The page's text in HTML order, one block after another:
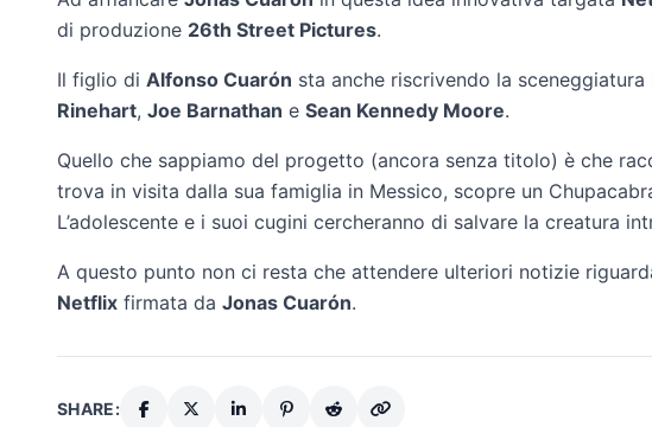
di produzione 26th Street Pictures.
Il figlio di Alfonso Cuarón sta anche riscrivendo la
Rinehart, Joe Barnathan e Sean Kennedy Moore.
Quello che sappiamo del progetto (ancora senza titolo) è che
trova in visita dalla sua famiglia in Messico, scopre un
L’adolescente e i suoi cugini cercheranno di salvare la creatura
A questo punto non ci resta che attendere ulteriori notizie
Netflix firmata da Jonas Cuarón.
SHARE: